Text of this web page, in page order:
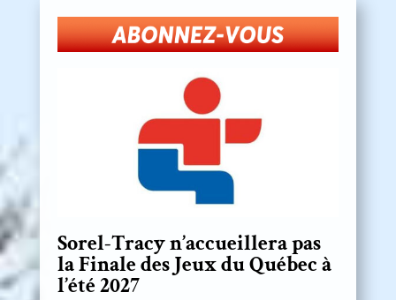
Sorel-Tracy n’accueillera pas
la Finale des Jeux du Québec à
l’été 2027